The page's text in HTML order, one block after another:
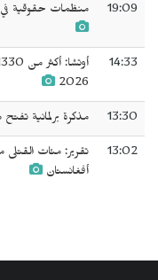
19:09 منظمات حقوقية
14:33
2026
13:30 مذكرة برلمانية تفتح
13:02
تقرير: مئات القتلى
أفغانستان